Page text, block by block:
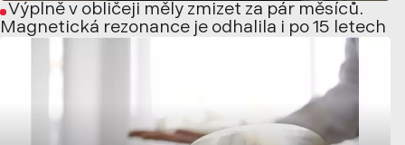
Výplně v obličeji měly zmizet za pár měsíců.
Magnetická rezonance je odhalila i po 15 letech